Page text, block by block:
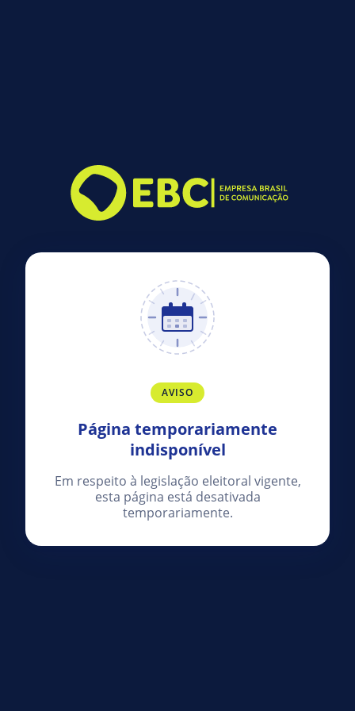
AVISO
Página temporariamente
indisponível
Em respeito à legislação eleitoral vigente,
esta página está desativada
temporariamente.